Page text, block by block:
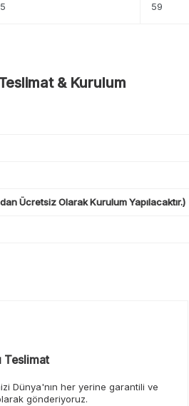
59
& Kurulum
Ücretsiz Olarak Kurulum Yapılacaktır.)
Teslimat
Dünya'nın her yerine garantili ve
gönderiyoruz.